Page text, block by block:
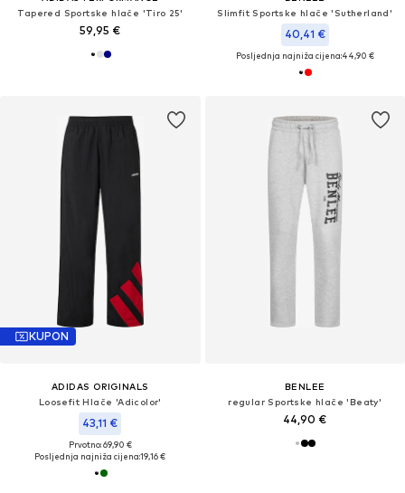
Tapered Sportske hlače 'Tiro 25'
59,95 €
Slimfit Sportske hlače 'Sutherland'
40,41 €
Posljednja najniža cijena:44,90 €
KUPON
ADIDAS ORIGINALS
Loosefit Hlače 'Adicolor'
43,11 €
Prvotno: 69,90 €
Posljednja najniža cijena:19,16 €
BENLEE
regular Sportske hlače 'Beaty'
44,90 €